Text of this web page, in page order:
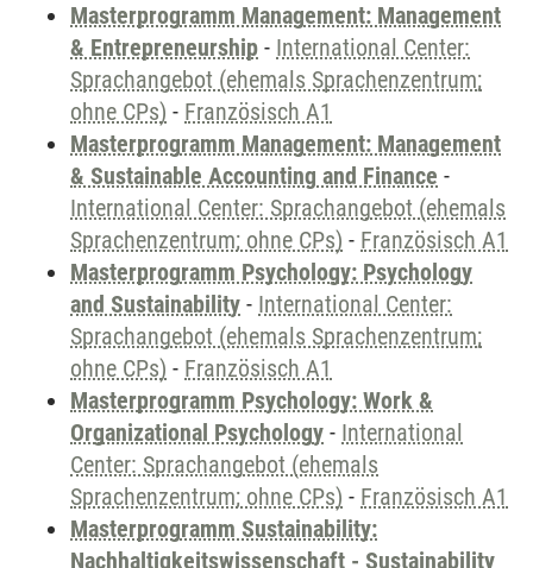
Masterprogramm Management: Management
& Entrepreneurship - International Center:
Sprachangebot (ehemals Sprachenzentrum;
ohne CPs) - Französisch A1
Masterprogramm Management: Management
& Sustainable Accounting and Finance -
International Center: Sprachangebot (ehemals
Sprachenzentrum; ohne CPs) - Französisch A1
Masterprogramm Psychology: Psychology
and Sustainability - International Center:
Sprachangebot (ehemals Sprachenzentrum;
ohne CPs) - Französisch A1
Masterprogramm Psychology: Work &
Organizational Psychology - International
Center: Sprachangebot (ehemals
Sprachenzentrum; ohne CPs) - Französisch A1
Masterprogramm Sustainability:
Nachhaltigkeitswissenschaft - Sustainability